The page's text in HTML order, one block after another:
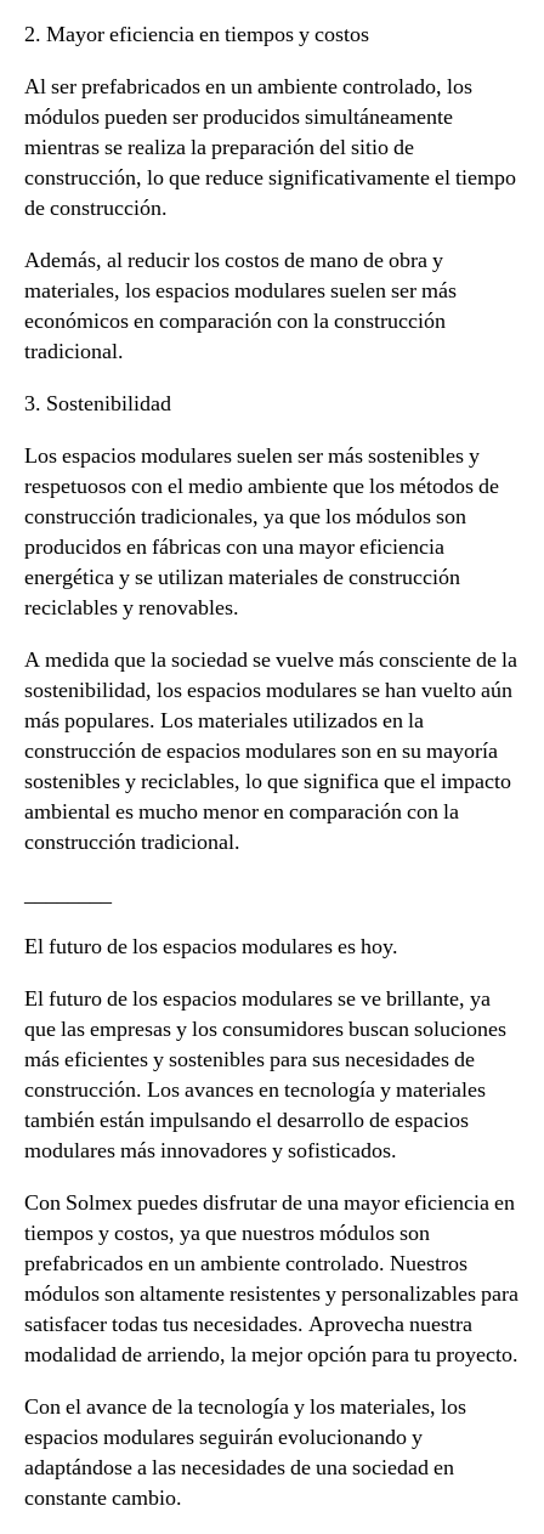
2. Mayor eficiencia en tiempos y costos
Al ser prefabricados en un ambiente controlado, los
módulos pueden ser producidos simultáneamente
mientras se realiza la preparación del sitio de
construcción, lo que reduce significativamente el tiempo
de construcción.
Además, al reducir los costos de mano de obra y
materiales, los espacios modulares suelen ser más
económicos en comparación con la construcción
tradicional.
3. Sostenibilidad
Los espacios modulares suelen ser más sostenibles y
respetuosos con el medio ambiente que los métodos de
construcción tradicionales, ya que los módulos son
producidos en fábricas con una mayor eficiencia
energética y se utilizan materiales de construcción
reciclables y renovables.
A medida que la sociedad se vuelve más consciente de la
sostenibilidad, los espacios modulares se han vuelto aún
más populares. Los materiales utilizados en la
construcción de espacios modulares son en su mayoría
sostenibles y reciclables, lo que significa que el impacto
ambiental es mucho menor en comparación con la
construcción tradicional.
El futuro de los espacios modulares es hoy.
El futuro de los espacios modulares se ve brillante, ya
que las empresas y los consumidores buscan soluciones
más eficientes y sostenibles para sus necesidades de
construcción. Los avances en tecnología y materiales
también están impulsando el desarrollo de espacios
modulares más innovadores y sofisticados.
Con Solmex puedes disfrutar de una mayor eficiencia en
tiempos y costos, ya que nuestros módulos son
prefabricados en un ambiente controlado. Nuestros
módulos son altamente resistentes y personalizables para
satisfacer todas tus necesidades. Aprovecha nuestra
modalidad de arriendo, la mejor opción para tu proyecto.
Con el avance de la tecnología y los materiales, los
espacios modulares seguirán evolucionando y
adaptándose a las necesidades de una sociedad en
constante cambio.